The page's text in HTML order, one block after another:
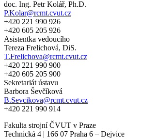
doc. Ing. Petr Kolář, Ph.D.
P.Kolar@rcmt.cvut.cz
+420 221 990 926
+420 605 205 926
Asistentka vedoucího
Tereza Frelichová, DiS.
T.Frelichova@rcmt.cvut.cz
+420 221 990 900
+420 605 205 900
Sekretariát ústavu
Barbora Ševčíková
B.Sevcikova@rcmt.cvut.cz
+420 221 990 914
Fakulta strojní ČVUT v Praze
Technická 4 | 166 07 Praha 6 – Dejvice